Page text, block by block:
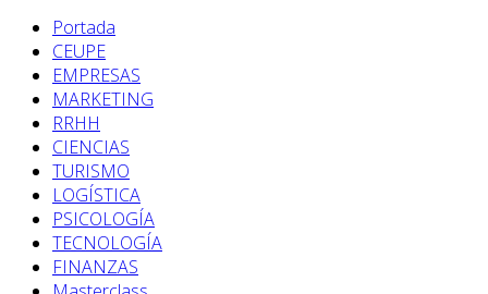
Portada
CEUPE
EMPRESAS
MARKETING
RRHH
CIENCIAS
TURISMO
LOGÍSTICA
PSICOLOGÍA
TECNOLOGÍA
FINANZAS